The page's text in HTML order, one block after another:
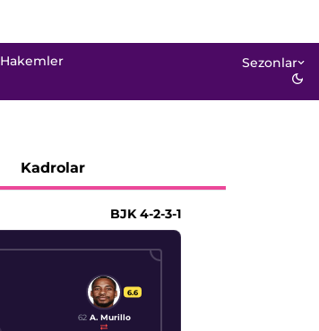
Hakemler Sezonlar
Kadrolar
BJK 4-2-3-1
6.6
62 A. Murillo